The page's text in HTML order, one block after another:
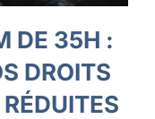
DE 35H :
DROITS